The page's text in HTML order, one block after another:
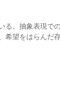
る。抽象表現で
望をはらんだ存